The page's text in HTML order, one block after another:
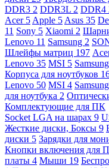
DDR3 2 DDR3L 2 DDR4
Acer 5 Apple 5 Asus 35
11 Sony 5 Xiaomi 2
Lenovo 11 Samsung 2
Шлейфы матриц 197
Lenovo 35 MSI 5 Samsung
Корпуса для ноутбуков
Lenovo 50 MSI 4 Samsung
для ноутбука 2
Комплектующие для ПК
Socket LGA на шарах 9
Жесткие диски, Боксы 9
диски 5 Зарядки для
Кнопки включения для
платы 4 Мыши 19